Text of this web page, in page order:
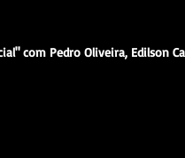
com Pedro Oliveira, Edilson